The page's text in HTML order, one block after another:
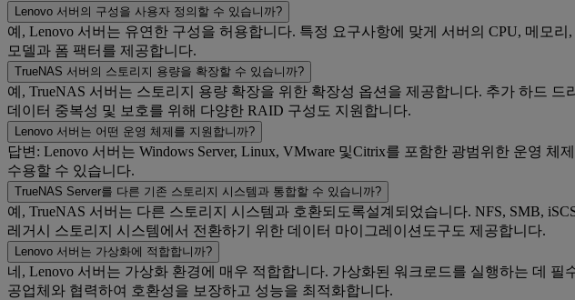
Lenovo 서버의 구성을 사용자 정의할 수 있습니까?
예, Lenovo 서버는 유연한 구성을 허용합니다. 특정 요구사항에 맞게 서버의 CPU, 메모
모델과 폼 팩터를 제공합니다.
TrueNAS 서버의 스토리지 용량을 확장할 수 있습니까?
예, TrueNAS 서버는 스토리지 용량 확장을 위한 확장성 옵션을 제공합니다. 추가 하드
데이터 중복성 및 보호를 위해 다양한 RAID 구성도 지원합니다.
Lenovo 서버는 어떤 운영 체제를 지원합니까?
답변: Lenovo 서버는 Windows Server, Linux, VMware 및Citrix를 포함한 광범위한 운영
수용할 수 있습니다.
TrueNAS Server를 다른 기존 스토리지 시스템과 통합할 수 있습니까?
예, TrueNAS 서버는 다른 스토리지 시스템과 호환되도록설계되었습니다. NFS, SMB,
레거시 스토리지 시스템에서 전환하기 위한 데이터 마이그레이션도구도 제공합니다.
Lenovo 서버는 가상화에 적합합니까?
네, Lenovo 서버는 가상화 환경에 매우 적합합니다. 가상화된 워크로드를 실행하는 데
공업체와 협력하여 호환성을 보장하고 성능을 최적화합니다.